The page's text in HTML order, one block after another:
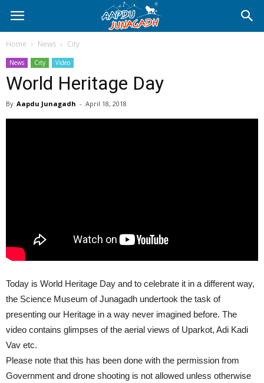
Home News City
News City Video
World Heritage Day
By Aapdu Junagadh - April 18, 2018
Today is World Heritage Day and to celebrate it in a different way,
the Science Museum of Junagadh undertook the task of
presenting our Heritage in a way never imagined before. The
video contains glimpses of the aerial views of Uparkot, Adi Kadi
Vav etc.
Please note that this has been done with the permission from
Government and drone shooting is not allowed unless otherwise